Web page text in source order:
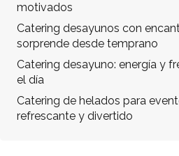
motivados
Catering desayunos con
sorprende desde temprano
Catering desayuno: energía y
el día
Catering de helados para
refrescante y divertido